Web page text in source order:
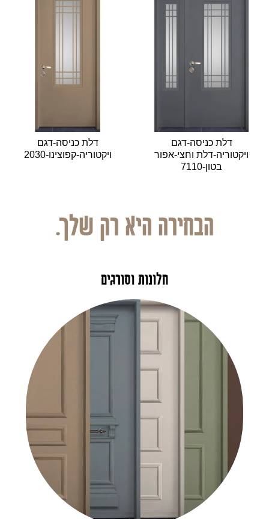
דלת כניסה-דגם
ויקטוריה-דלת וחצי-אפור
בטון-7110
דלת כניסה-דגם
ויקטוריה-קפוצינו-2030
הבחירה היא רק שלך.
חלונות וסורגים